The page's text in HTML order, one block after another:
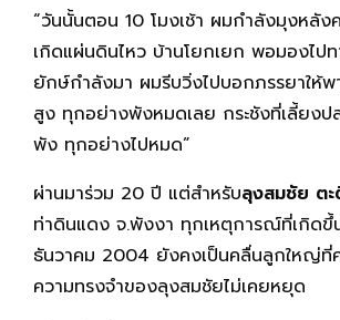
“วันนั้นตอน 10 โมงเช้า ผมกำลังมุงหลั
เกิดแผ่นดินไหว บ้านโยกเยก พอมองไป
ยักษ์กำลังมา ผมรีบวิ่งไปบอกภรรยาให้
สูง ทุกอย่างพังหมดเลย กระชังที่เลี้ยงป
พัง ทุกอย่างไปหมด”
ผ่านมาร่วม 20 ปี แต่สำหรับลุงสมชัย ต
ท่าดินแดง จ.พังงา ทุกเหตุการณ์ที่เกิดขึ้
ธันวาคม 2004 ยังคงเป็นคลื่นลูกใหญ่ที่
ความทรงจำของลุงสมชัยไม่เคยหยุด